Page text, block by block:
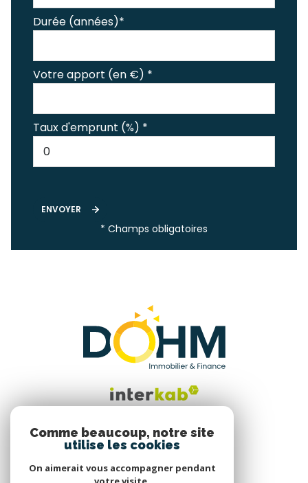
Durée (années)*
Votre apport (en €) *
Taux d'emprunt (%) *
ENVOYER
* Champs obligatoires
Nous suivre
Comme beaucoup, notre site
utilise les cookies
On aimerait vous accompagner pendant